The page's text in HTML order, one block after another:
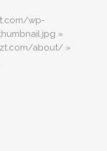
wp-
»
about/ »